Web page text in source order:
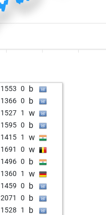
1553 0 b
1366 0 b
1527 1 w
1595 0 b
1415 1 w
1691 0 w
1496 0 b
1360 1 w
1459 0 b
2071 0 b
1528 1 b